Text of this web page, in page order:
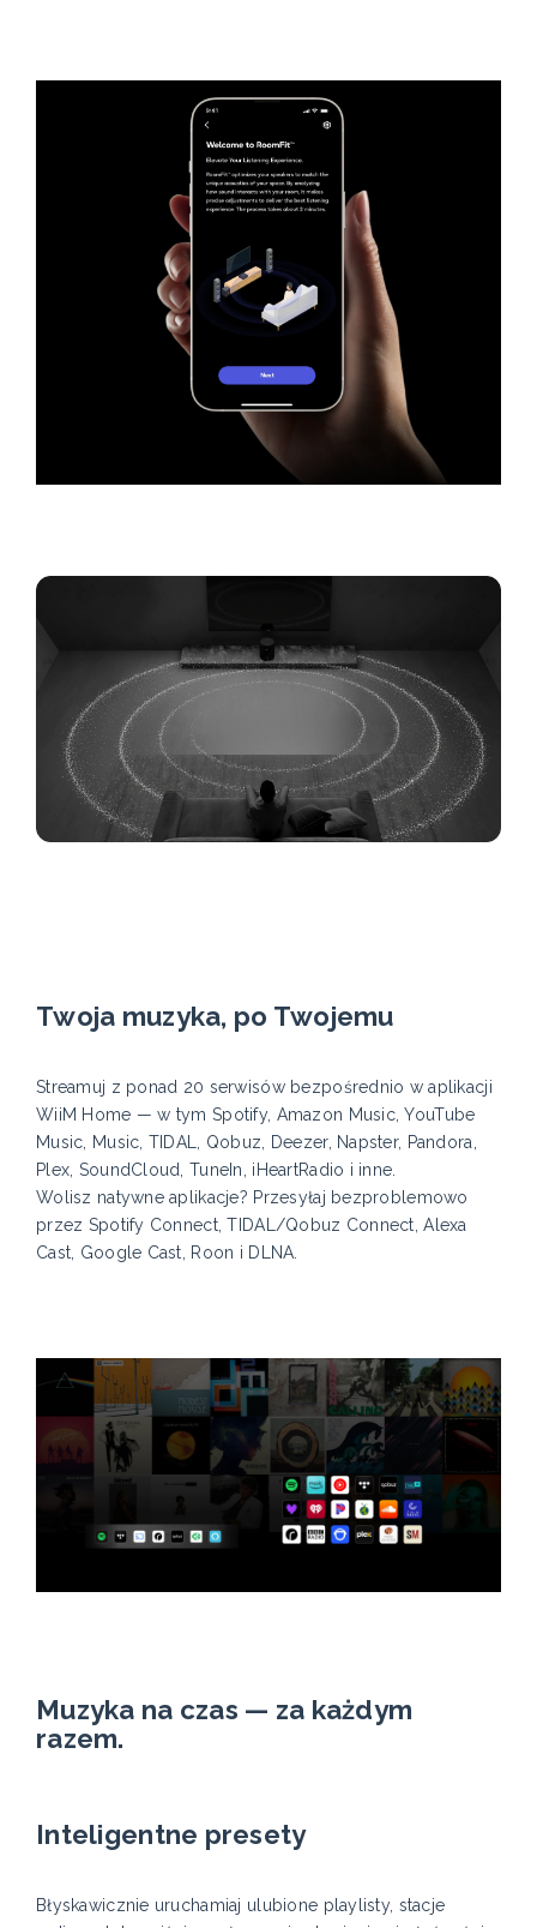
Twoja muzyka, po Twojemu
Streamuj z ponad 20 serwisów bezpośrednio w aplikacji
WiiM Home — w tym Spotify, Amazon Music, YouTube
Music, Music, TIDAL, Qobuz, Deezer, Napster, Pandora,
Plex, SoundCloud, TuneIn, iHeartRadio i inne.
Wolisz natywne aplikacje? Przesyłaj bezproblemowo
przez Spotify Connect, TIDAL/Qobuz Connect, Alexa
Cast, Google Cast, Roon i DLNA.
Muzyka na czas — za każdym
razem.
Inteligentne presety
Błyskawicznie uruchamiaj ulubione playlisty, stacje